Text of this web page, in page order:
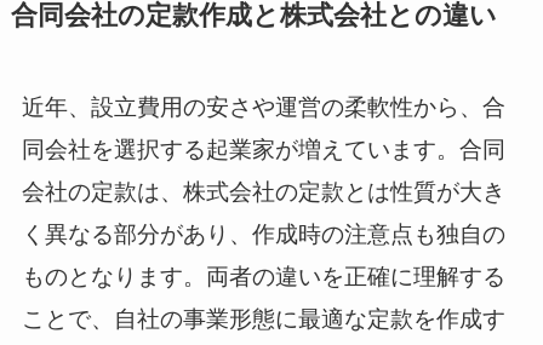
合同会社の定款作成と株式会社との違い
近年、設立費用の安さや運営の柔軟性から、合
同会社を選択する起業家が増えています。合同
会社の定款は、株式会社の定款とは性質が大き
く異なる部分があり、作成時の注意点も独自の
ものとなります。両者の違いを正確に理解する
ことで、自社の事業形態に最適な定款を作成す